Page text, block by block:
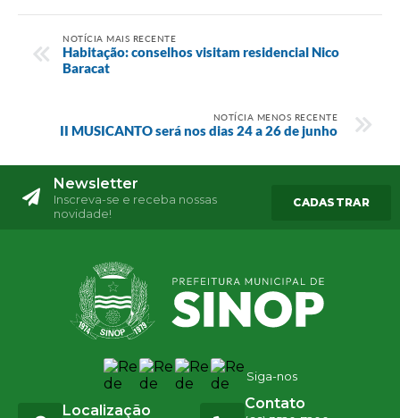
NOTÍCIA MAIS RECENTE
Habitação: conselhos visitam residencial Nico
Baracat
NOTÍCIA MENOS RECENTE
II MUSICANTO será nos dias 24 a 26 de junho
Newsletter
Inscreva-se e receba nossas
novidade!
CADASTRAR
Siga-nos
Localização Contato